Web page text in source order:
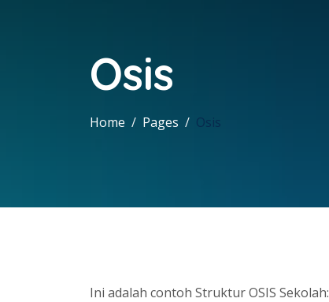
Osis
Home Pages Osis
Ini adalah contoh Struktur OSIS Sekolah: